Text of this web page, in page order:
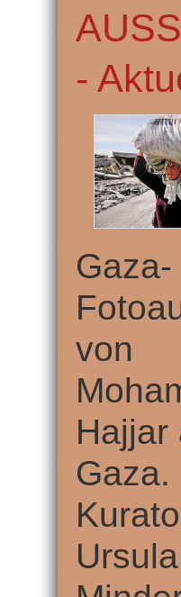
-
Gaza-
von
Hajjar
Gaza.
Ursula